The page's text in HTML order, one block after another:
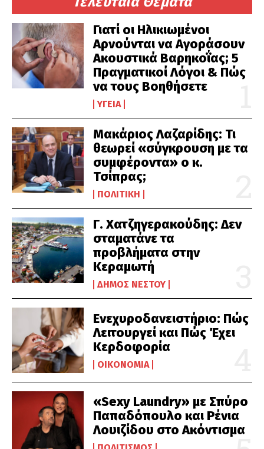
Γιατί οι Ηλικιωμένοι
Αρνούνται να Αγοράσουν
Ακουστικά Βαρηκοΐας; 5
Πραγματικοί Λόγοι & Πώς
να τους Βοηθήσετε
ΥΓΕΊΑ
Μακάριος Λαζαρίδης: Τι
θεωρεί «σύγκρουση με τα
συμφέροντα» ο κ.
Τσίπρας;
ΠΟΛΙΤΙΚΉ
Γ. Χατζηγερακούδης: Δεν
σταματάνε τα
προβλήματα στην
Κεραμωτή
ΔΉΜΟΣ ΝΈΣΤΟΥ
Ενεχυροδανειστήριο: Πώς
Λειτουργεί και Πώς Έχει
Κερδοφορία
ΟΙΚΟΝΟΜΊΑ
«Sexy Laundry» με Σπύρο
Παπαδόπουλο και Ρένια
Λουιζίδου στο Ακόντισμα